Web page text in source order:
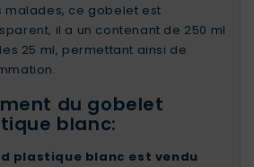
malades, ce gobelet est
il a un contenant de 250 ml
25 ml, permettant ainsi de
du gobelet
blanc:
plastique blanc est vendu